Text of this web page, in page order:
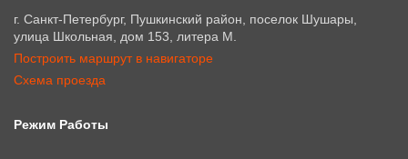
г. Санкт-Петербург, Пушкинский район, поселок Шушары,
улица Школьная, дом 153, литера М.
Построить маршрут в навигаторе
Схема проезда
Режим Работы